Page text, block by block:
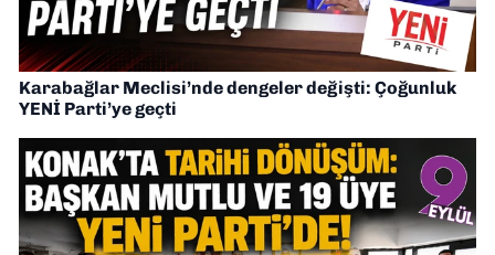
Karabağlar Meclisi’nde dengeler değişti: Çoğunluk
YENİ Parti’ye geçti